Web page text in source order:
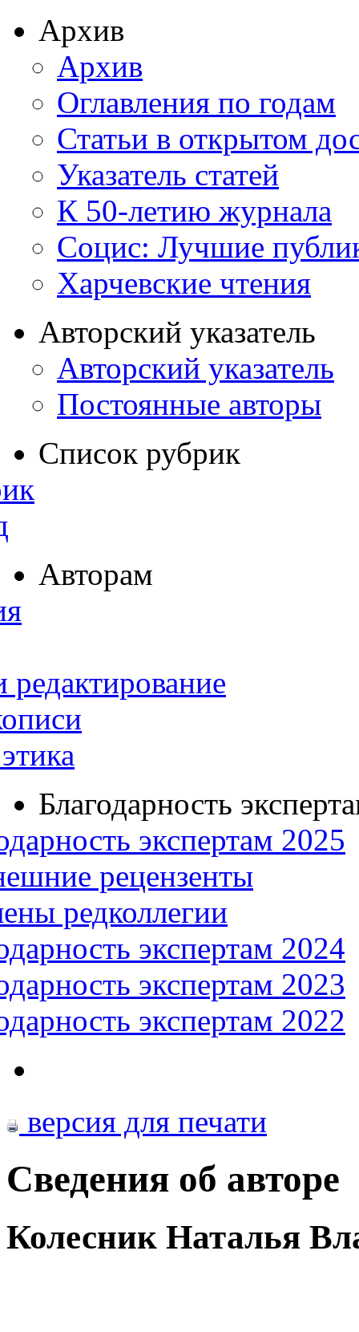
Архив
Архив
Оглавления по годам
Статьи в открытом
Указатель статей
К 50-летию журнала
Социс: Лучшие
Харчевские чтения
Авторский указатель
Авторский указатель
Постоянные авторы
Список рубрик
Авторам
редактирование
Благодарность
экспертам 2025
рецензенты
редколлегии
экспертам 2024
экспертам 2023
экспертам 2022
версия для печати
Сведения об авторе
Колесник Наталья